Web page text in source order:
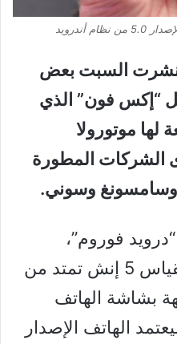
السبت بعض
“إكس فون” الذي
لها موتورولا
الشركات المطورة
وسامسونغ وسوني.
فوروم”،
سيعتمد الهاتف شاشة بقياس 5 إنش تمتد من
بشاشة الهاتف
الهاتف الإصدار